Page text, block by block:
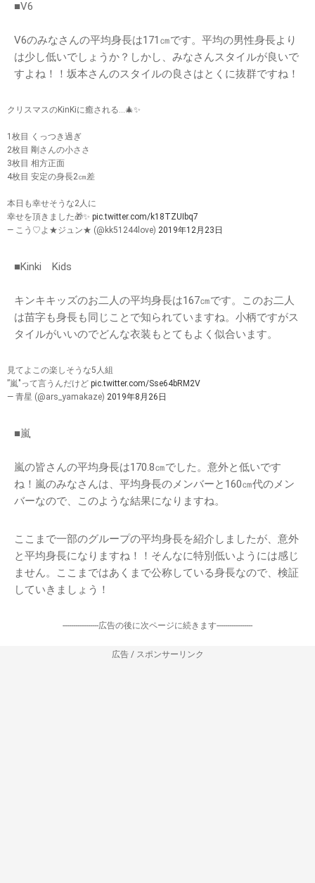
■V6
V6のみなさんの平均身長は171㎝です。平均の男性身長より
は少し低いでしょうか？しかし、みなさんスタイルが良いで
すよね！！坂本さんのスタイルの良さはとくに抜群ですね！
クリスマスのKinKiに癒される…🎄✨
1枚目 くっつき過ぎ
2枚目 剛さんの小ささ
3枚目 相方正面
4枚目 安定の身長2㎝差
本日も幸せそうな2人に
幸せを頂きました🎁✨ pic.twitter.com/k18TZUIbq7
— こう♡よ★ジュン★ (@kk51244love) 2019年12月23日
■Kinki Kids
キンキキッズのお二人の平均身長は167㎝です。このお二人
は苗字も身長も同じことで知られていますね。小柄ですがス
タイルがいいのでどんな衣装もとてもよく似合います。
見てよこの楽しそうな5人組
”嵐"って言うんだけど pic.twitter.com/Sse64bRM2V
— 青星 (@ars_yamakaze) 2019年8月26日
■嵐
嵐の皆さんの平均身長は170.8㎝でした。意外と低いです
ね！嵐のみなさんは、平均身長のメンバーと160㎝代のメン
バーなので、このような結果になりますね。
ここまで一部のグループの平均身長を紹介しましたが、意外
と平均身長になりますね！！そんなに特別低いようには感じ
ません。ここまではあくまで公称している身長なので、検証
していきましょう！
-----------------広告の後に次ページに続きます-----------------
広告 / スポンサーリンク